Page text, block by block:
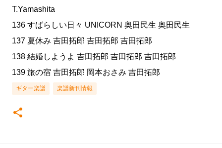
T.Yamashita
136 すばらしい日々 UNICORN 奥田民生 奥田民生
137 夏休み 吉田拓郎 吉田拓郎 吉田拓郎
138 結婚しようよ 吉田拓郎 吉田拓郎 吉田拓郎
139 旅の宿 吉田拓郎 岡本おさみ 吉田拓郎
ギター楽譜 楽譜新刊情報